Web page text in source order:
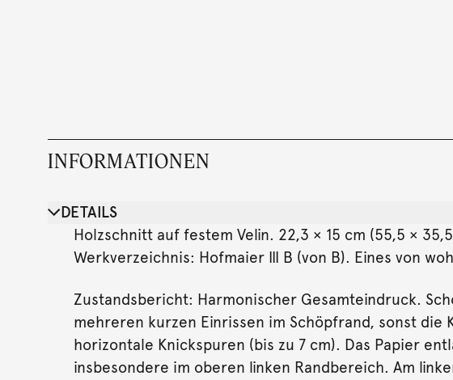
INFORMATIONEN
DETAILS
Holzschnitt auf festem Velin. 22,3 × 15 cm (55,5 ×
Werkverzeichnis: Hofmaier III B (von B). Eines von
Zustandsbericht: Harmonischer Gesamteindruck.
mehreren kurzen Einrissen im Schöpfrand, sonst
horizontale Knickspuren (bis zu 7 cm). Das Papier
insbesondere im oberen linken Randbereich. Am